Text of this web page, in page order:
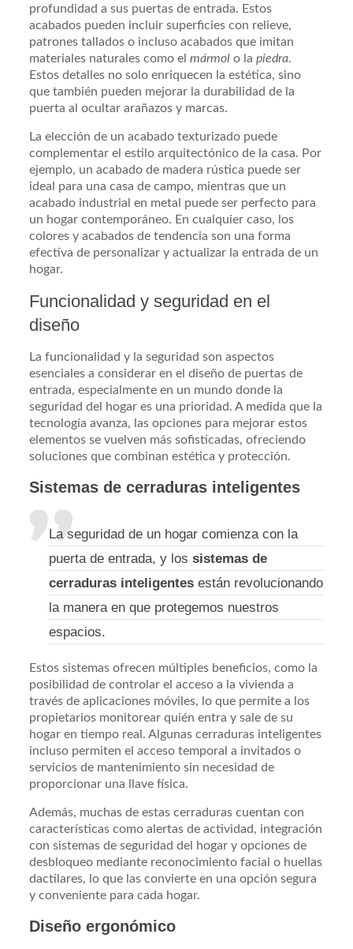
profundidad a sus puertas de entrada. Estos
acabados pueden incluir superficies con relieve,
patrones tallados o incluso acabados que imitan
materiales naturales como elmármol o lapiedra.
Estos detalles no solo enriquecen la estética, sino
que también pueden mejorar la durabilidad de la
puerta al ocultar arañazos y marcas.
La elección de un acabado texturizado puede
complementar el estilo arquitectónico de la casa. Por
ejemplo, un acabado de madera rústica puede ser
ideal para una casa de campo, mientras que un
acabado industrial en metal puede ser perfecto para
un hogar contemporáneo. En cualquier caso, los
colores y acabados de tendencia son una forma
efectiva de personalizar y actualizar la entrada de un
hogar.
Funcionalidad y seguridad en el
diseño
La funcionalidad y la seguridad son aspectos
esenciales a considerar en el diseño de puertas de
entrada, especialmente en un mundo donde la
seguridad del hogar es una prioridad. A medida que la
tecnología avanza, las opciones para mejorar estos
elementos se vuelven más sofisticadas, ofreciendo
soluciones que combinan estética y protección.
Sistemas de cerraduras inteligentes
La seguridad de un hogar comienza con la
puerta de entrada, y lossistemas de
cerraduras inteligentes están revolucionando
la manera en que protegemos nuestros
espacios.
Estos sistemas ofrecen múltiples beneficios, como la
posibilidad de controlar el acceso a la vivienda a
través de aplicaciones móviles, lo que permite a los
propietarios monitorear quién entra y sale de su
hogar en tiempo real. Algunas cerraduras inteligentes
incluso permiten el acceso temporal a invitados o
servicios de mantenimiento sin necesidad de
proporcionar una llave física.
Además, muchas de estas cerraduras cuentan con
características como alertas de actividad, integración
con sistemas de seguridad del hogar y opciones de
desbloqueo mediante reconocimiento facial o huellas
dactilares, lo que las convierte en una opción segura
y conveniente para cada hogar.
Diseño ergonómico